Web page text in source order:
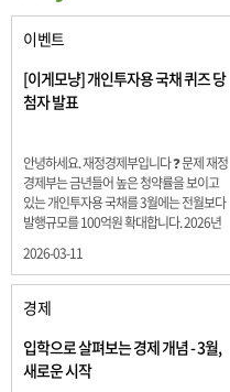
이벤트
[이게모냥] 개인투자용 국채 퀴즈 당
첨자 발표
안녕하세요. 재정경제부입니다 ❓ 문제 재정
경제부는 금년들어 높은 청약률을 보이고
있는 개인투자용 국채를 3월에는 전월보다
발행규모를 100억원 확대합니다. 2026년
5년물 600억원, 10년물 900억원, 20년물
300억원입니다. 그렇다면 3월 개인투자용
국채의 총 발행 예정 금액은 얼마일까요??
보기 ① 1,600억원 ② 1,700억원 ③ 1,800
억원 ④ 2,000억원 정답 : 1,800억원 참여해
주신 모든 분들 감사합니다! 당첨자분들에
게는 지난 이벤트 블로그 게시글에 비밀댓
2026-03-11
경제
입학으로 살펴보는 경제 개념 - 3월,
새로운 시작